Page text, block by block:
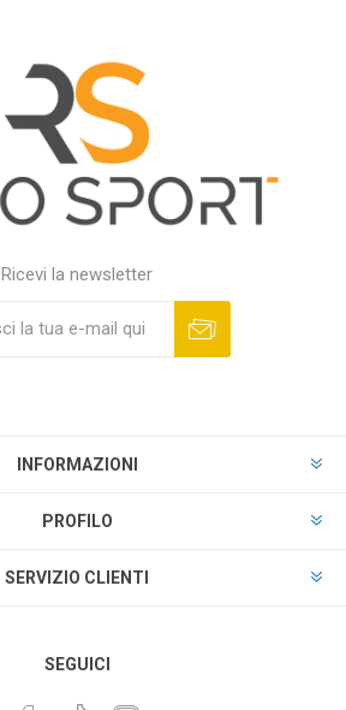
Ricevi la newsletter
INFORMAZIONI
PROFILO
SERVIZIO CLIENTI
SEGUICI